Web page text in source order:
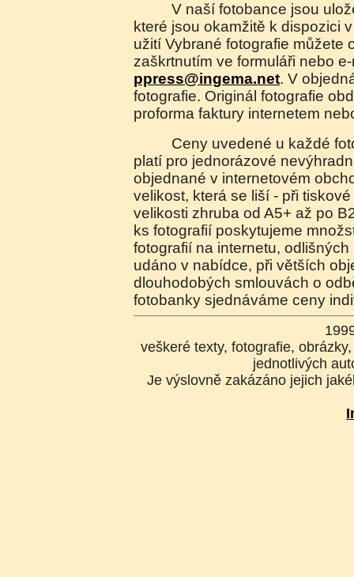
V naší fotobance jsou uloženy náhledy fotografií,
které jsou okamžitě k dispozici
užití Vybrané fotografie můžete
zaškrtnutím ve formuláři nebo
ppress@ingema.net. V
fotografie. Originál fotografie
proforma faktury internetem
Ceny uvedené u každé fotografie jsou orientační a
platí pro jednorázové
objednané v internetovém
velikost, která se liší - při
velikosti zhruba od A5+ až po
ks fotografií poskytujeme
fotografií na internetu,
udáno v nabídce, při větších
dlouhodobých smlouvách o
fotobanky sjednáváme ceny
veškeré texty, fotografie,
jednotlivých
Je výslovně zakázáno jejich